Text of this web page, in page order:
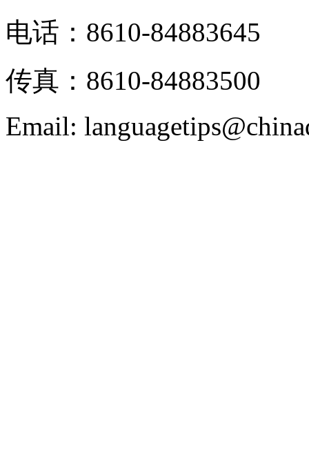
电话：8610-84883645
传真：8610-84883500
Email: